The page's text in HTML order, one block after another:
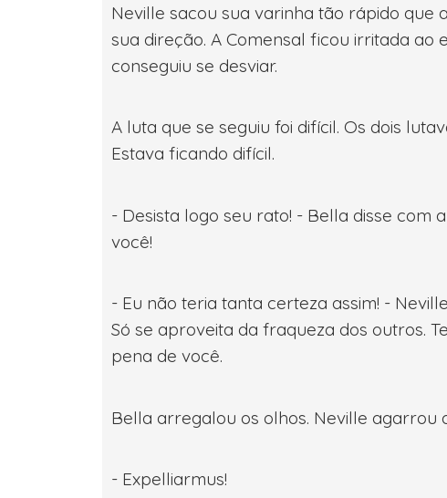
Neville sacou sua varinha tão rápido
sua direção. A Comensal ficou irritada
conseguiu se desviar.
A luta que se seguiu foi difícil. Os dois
Estava ficando difícil.
- Desista logo seu rato! - Bella disse com
você!
- Eu não teria tanta certeza assim! -
Só se aproveita da fraqueza dos outros.
pena de você.
Bella arregalou os olhos. Neville agarrou
- Expelliarmus!